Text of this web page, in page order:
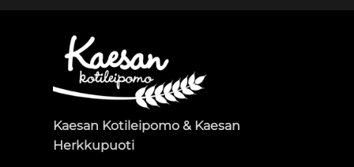
Kaesan Kotileipomo & Kaesan
Herkkupuoti